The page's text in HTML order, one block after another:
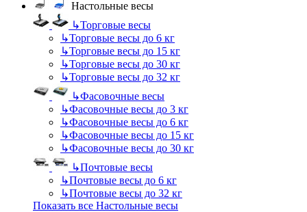
Настольные весы
↳Торговые весы
↳Торговые весы до 6 кг
↳Торговые весы до 15 кг
↳Торговые весы до 30 кг
↳Торговые весы до 32 кг
↳Фасовочные весы
↳Фасовочные весы до 3 кг
↳Фасовочные весы до 6 кг
↳Фасовочные весы до 15 кг
↳Фасовочные весы до 30 кг
↳Почтовые весы
↳Почтовые весы до 6 кг
↳Почтовые весы до 32 кг
Показать все Настольные весы